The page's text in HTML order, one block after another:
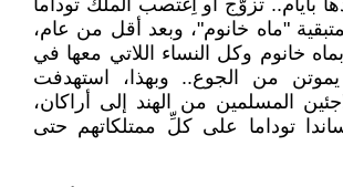
بأيام.. تزوّج أو اِغتصب الملك توداما
"ماه خانوم"، وبعد أقل من عام،
خانوم وكل النساء اللاتي معها في
من الجوع.. وبهذا، استهدفت
المسلمين من الهند إلى أراكان،
توداما على كلِّ ممتلكاتهم حتى